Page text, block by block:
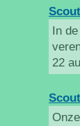
In
22